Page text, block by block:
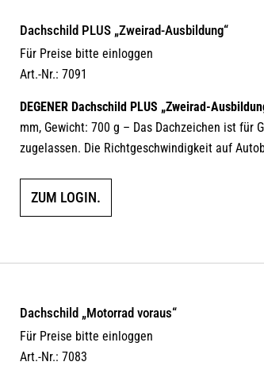
Dachschild PLUS „Zweirad-Ausbildung“
Für Preise bitte einloggen
Art.-Nr.: 7091
DEGENER Dachschild PLUS „Zweirad-
mm, Gewicht: 700 g – Das Dachzeichen ist für
zugelassen. Die Richtgeschwindigkeit auf
ZUM LOGIN.
Dachschild „Motorrad voraus“
Für Preise bitte einloggen
Art.-Nr.: 7083